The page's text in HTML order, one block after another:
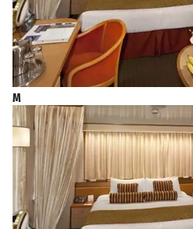
M